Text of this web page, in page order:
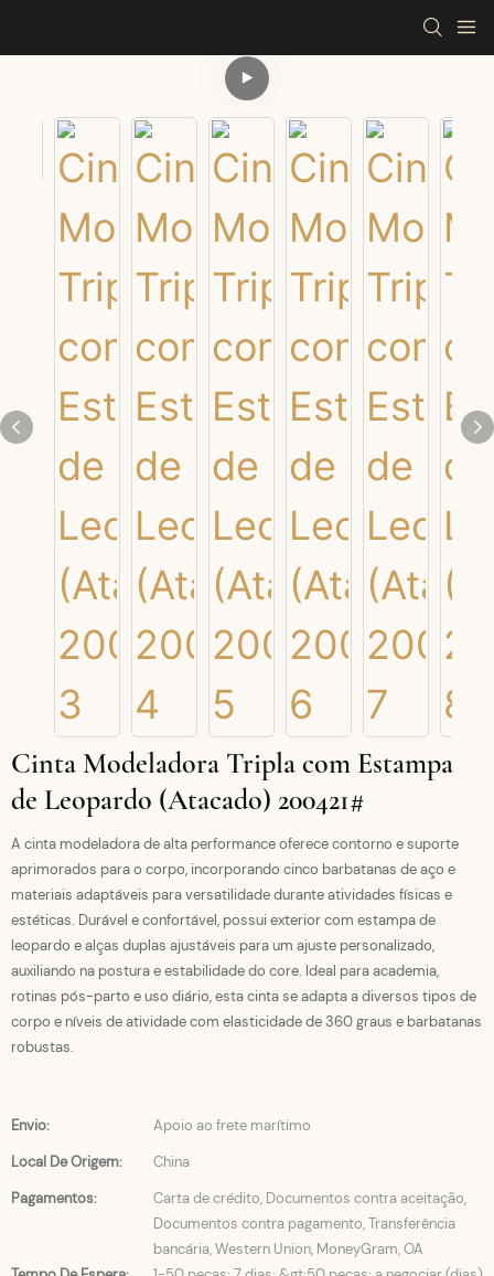
Cinta Modeladora Tripla com Estampa
de Leopardo (Atacado) 200421#
A cinta modeladora de alta performance oferece contorno e suporte
aprimorados para o corpo, incorporando cinco barbatanas de aço e
materiais adaptáveis ​​para versatilidade durante atividades físicas e
estéticas. Durável e confortável, possui exterior com estampa de
leopardo e alças duplas ajustáveis ​​para um ajuste personalizado,
auxiliando na postura e estabilidade do core. Ideal para academia,
rotinas pós-parto e uso diário, esta cinta se adapta a diversos tipos de
corpo e níveis de atividade com elasticidade de 360 ​​graus e barbatanas
robustas.
Envio:
Apoio ao frete marítimo
Local De Origem:
China
Pagamentos:
Carta de crédito, Documentos contra aceitação,
Documentos contra pagamento, Transferência
bancária, Western Union, MoneyGram, OA